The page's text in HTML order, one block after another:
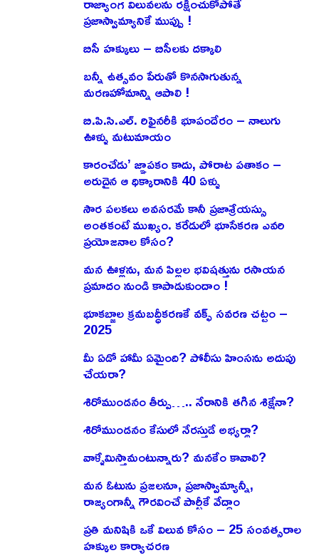
ప్రజాస్వామ్యానికే ముప్పు !
బిసీ హక్కులు – బిసీలకు దక్కాలి
బన్నీ ఉత్సవం పేరుతో కొనసాగుతున్న
మరణహోమాన్ని ఆపాలి !
బి.పి.సి.ఎల్. రిఫైనరీకి భూపందేరం – నాలుగు
ఊళ్ళు మటుమాయం
కారంచేడు’ జ్ఞాపకం కాదు, పోరాట పతాకం –
అరుదైన ఆ ధిక్కారానికి 40 ఏళ్ళు
సౌర పలకలు అవసరమే కానీ ప్రజాశ్రేయస్సు
అంతకంటే ముఖ్యం. కరేడులో భూసేకరణ ఎవరి
ప్రయోజనాల కోసం?
మన ఊళ్లను, మన పిల్లల భవిషత్తును రసాయన
ప్రమాదం నుండి కాపాడుకుందాం !
భూకబ్జాల క్రమబద్ధీకరణకే వక్ఫ్ సవరణ చట్టం –
2025
మీ ఏడో హామీ ఏమైంది? పోలీసు హింసను అదుపు
చేయరా?
శిరోముండనం తీర్పు….. నేరానికి తగిన శిక్షేనా?
శిరోముండనం కేసులో నేరస్తుడే అభ్యర్థా?
వాళ్ళేమిస్తామంటున్నారు? మనకేం కావాలి?
మన ఓటును ప్రజలనూ, ప్రజాస్వామ్యాన్నీ,
రాజ్యంగాన్నీ గౌరవించే పార్టీకే వేద్దాం
ప్రతి మనిషికి ఒకే విలువ కోసం – 25 సంవత్సరాల
హక్కుల కార్యాచరణ